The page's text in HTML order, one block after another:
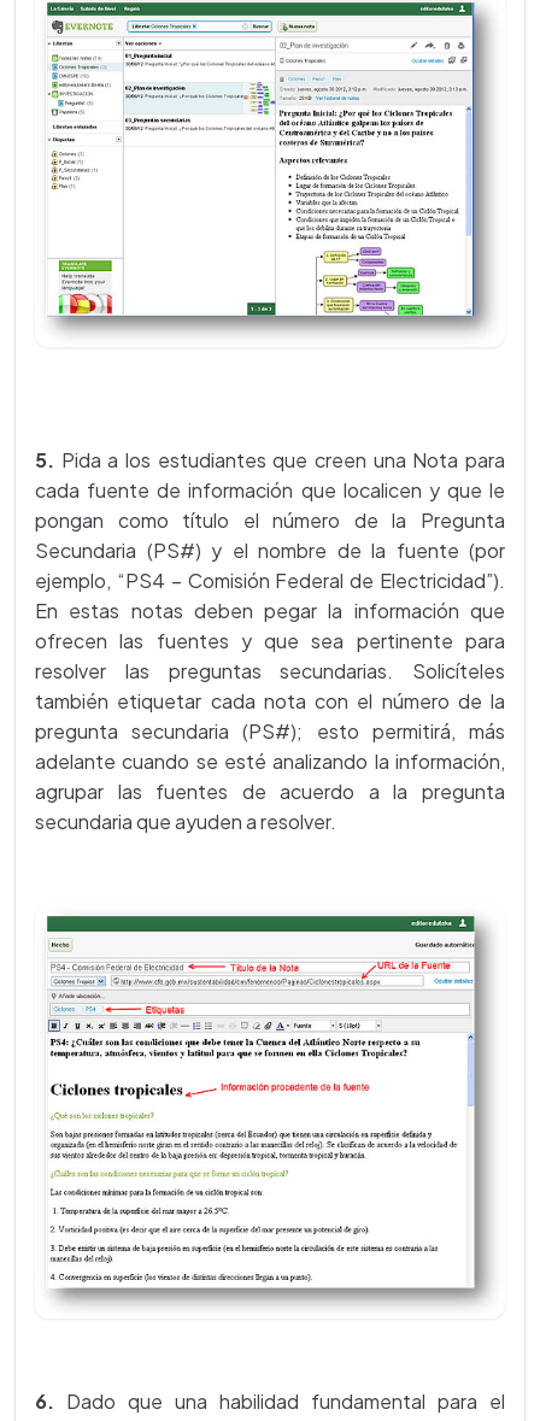
5. Pida a los estudiantes que creen una Nota para
cada fuente de información que localicen y que le
pongan como título el número de la Pregunta
Secundaria (PS#) y el nombre de la fuente (por
ejemplo, “PS4 – Comisión Federal de Electricidad”).
En estas notas deben pegar la información que
ofrecen las fuentes y que sea pertinente para
resolver las preguntas secundarias. Solicíteles
también etiquetar cada nota con el número de la
pregunta secundaria (PS#); esto permitirá, más
adelante cuando se esté analizando la información,
agrupar las fuentes de acuerdo a la pregunta
secundaria que ayuden a resolver.
6. Dado que una habilidad fundamental para el